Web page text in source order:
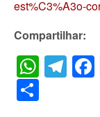
est%C3%A3o-
Compartilhar: